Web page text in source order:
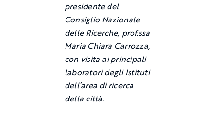
presidente del
Consiglio Nazionale
delle Ricerche, prof.ssa
Maria Chiara Carrozza,
con visita ai principali
laboratori degli Istituti
dell’area di ricerca
della città.